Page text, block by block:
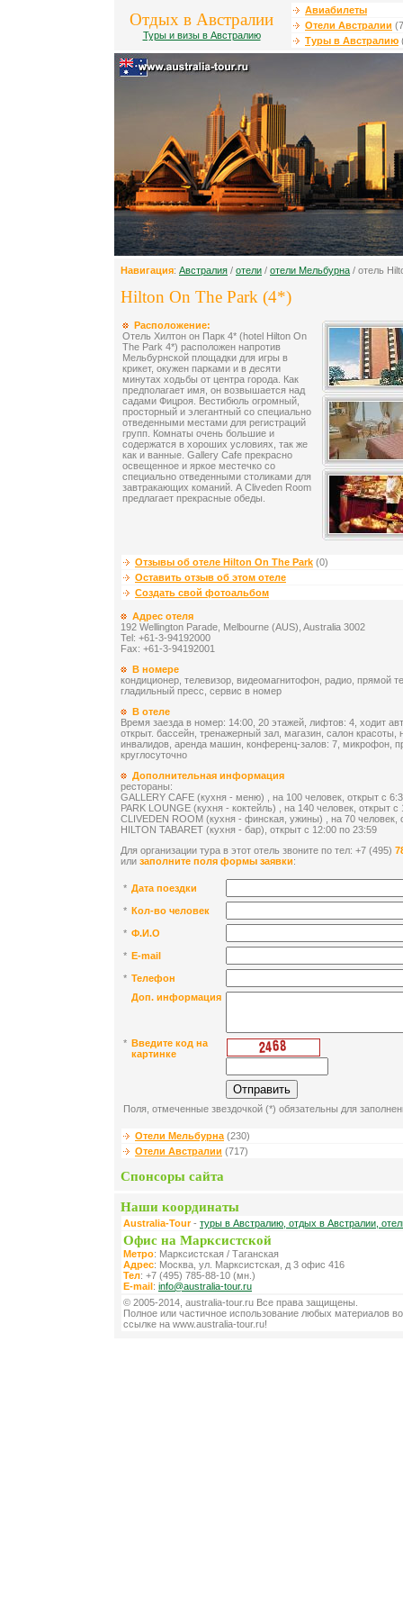
Отдых в Австралии
Туры и визы в Австралию
Авиабилеты
Отели Австралии
Туры в Австралию
Навигация: Австралия / отели / отели Мельбурна / отель
Hilton On The Park (4*)
Расположение:
Отель Хилтон он Парк 4* (hotel Hilton On
The Park 4*) расположен напротив
Мельбурнской площадки для игры в
крикет, окужен парками и в десяти
минутах ходьбы от центра города. Как
предполагает имя, он возвышается над
садами Фицроя. Вестибюль огромный,
просторный и элегантный со специально
отведенными местами для регистраций
групп. Комнаты очень большие и
содержатся в хороших условиях, так же
как и ванные. Gallery Cafe прекрасно
освещенное и яркое местечко со
специально отведенными столиками для
завтракающих команий. А Cliveden Room
предлагает прекрасные обеды.
Отзывы об отеле Hilton On The Park (0)
Оставить отзыв об этом отеле
Создать свой фотоальбом
Адрес отеля
192 Wellington Parade, Melbourne (AUS), Australia 3002
Tel: +61-3-94192000
Fax: +61-3-94192001
В номере
кондиционер, телевизор, видеомагнитофон, радио, прямой
гладильный пресс, сервис в номер
В отеле
Время заезда в номер: 14:00, 20 этажей, лифтов: 4, ходит
открыт. бассейн, тренажерный зал, магазин, салон красоты,
инвалидов, аренда машин, конференц-залов: 7, микрофон,
круглосуточно
Дополнительная информация
рестораны:
GALLERY CAFE (кухня - меню) , на 100 человек, открыт c
PARK LOUNGE (кухня - коктейль) , на 140 человек, открыт c
CLIVEDEN ROOM (кухня - финская, ужины) , на 70 человек,
HILTON TABARET (кухня - бар), открыт c 12:00 по 23:59
Для организации тура в этот отель звоните по тел: +7 (495)
или заполните поля формы заявки:
* Дата поездки
* Кол-во человек
* Ф.И.О
* E-mail
* Телефон
Доп. информация
* Введите код на
картинке
Поля, отмеченные звездочкой (*) обязательны для
Отели Мельбурна(230)
Отели Австралии (717)
Спонсоры сайта
Наши координаты
Australia-Tour- туры в Австралию, отдых в Австралии,
Офис на Марксистской
Метро: Марксистская / Таганская
Адрес: Москва, ул. Марксистская, д 3 офис 416
Тел: +7 (495) 785-88-10 (мн.)
E-mail: info@australia-tour.ru
© 2005-2014, australia-tour.ru Все права защищены.
Полное или частичное использование любых материалов
ссылке на www.australia-tour.ru!